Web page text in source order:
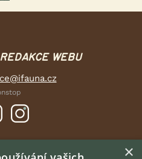
WEBU
STRÁNKA ×